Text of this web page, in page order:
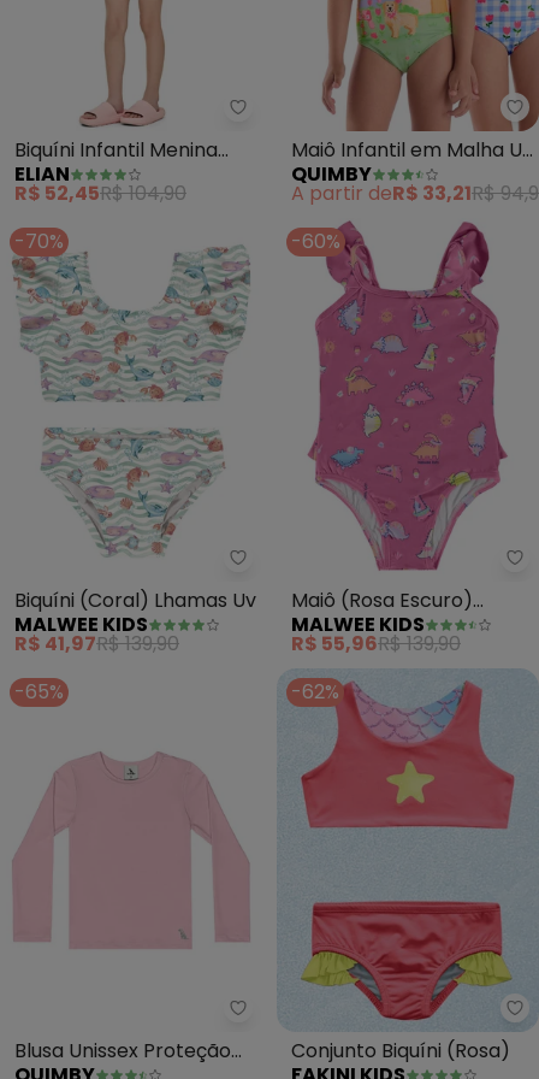
Elian - Biquíni Infantil Menina
Biquíni Infantil Menina
Fruit Proteção Uv (Rosa)
ELIAN
R$ 52,45R$ 104,90
Maiô Infantil em Malha Uv
Dry (Rosa)
QUIMBY
A partir deR$ 33,21R$
-70%
Malwee Kids - Biquíni (Coral)
Biquíni (Coral) Lhamas Uv
MALWEE KIDS
R$ 41,97R$ 139,90
-60%
Maiô (Rosa Escuro)
Sereias Malha Uv
MALWEE KIDS
R$ 55,96R$ 139,90
-65%
Quimby - Blusa Unissex
Blusa Unissex Proteção
-62%
Conjunto Biquíni (Rosa)